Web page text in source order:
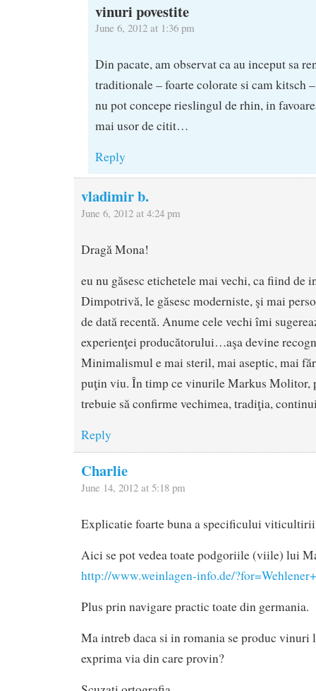
vinuri povestite
June 6, 2012 at 1:36 pm
Din pacate, am observat ca au inceput sa
traditionale – foarte colorate si cam kitsch
nu pot concepe rieslingul de rhin, in
mai usor de citit…
Reply
vladimir b.
June 6, 2012 at 4:24 pm
Dragă Mona!
eu nu găsesc etichetele mai vechi, ca fiind de
Dimpotrivă, le găsesc moderniste, şi mai
de dată recentă. Anume cele vechi îmi
experienţei producătorului…aşa devine
Minimalismul e mai steril, mai aseptic, mai
puţin viu. În timp ce vinurile Markus Molitor,
trebuie să confirme vechimea, tradiţia,
Reply
Charlie
June 14, 2012 at 5:18 pm
Explicatie foarte buna a specificului
Aici se pot vedea toate podgoriile (viile) lui
http://www.weinlagen-info.de/
Plus prin navigare practic toate din germania.
Ma intreb daca si in romania se produc vinuri
exprima via din care provin?